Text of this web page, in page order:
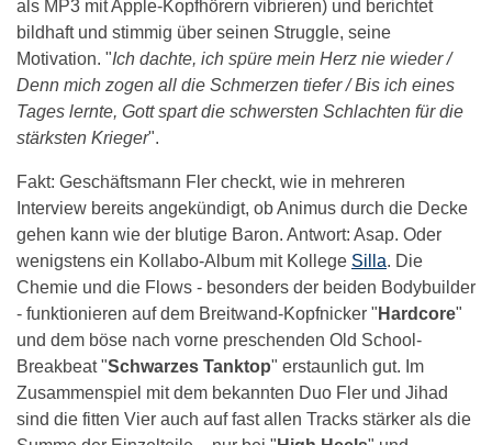
als MP3 mit Apple-Kopfhörern vibrieren) und berichtet
bildhaft und stimmig über seinen Struggle, seine
Motivation. "Ich dachte, ich spüre mein Herz nie wieder /
Denn mich zogen all die Schmerzen tiefer / Bis ich eines
Tages lernte, Gott spart die schwersten Schlachten für die
stärksten Krieger".
Fakt: Geschäftsmann Fler checkt, wie in mehreren
Interview bereits angekündigt, ob Animus durch die Decke
gehen kann wie der blutige Baron. Antwort: Asap. Oder
wenigstens ein Kollabo-Album mit Kollege Silla. Die
Chemie und die Flows - besonders der beiden Bodybuilder
- funktionieren auf dem Breitwand-Kopfnicker " Hardcore"
und dem böse nach vorne preschenden Old School-
Breakbeat "Schwarzes Tanktop" erstaunlich gut. Im
Zusammenspiel mit dem bekannten Duo Fler und Jihad
sind die fitten Vier auch auf fast allen Tracks stärker als die